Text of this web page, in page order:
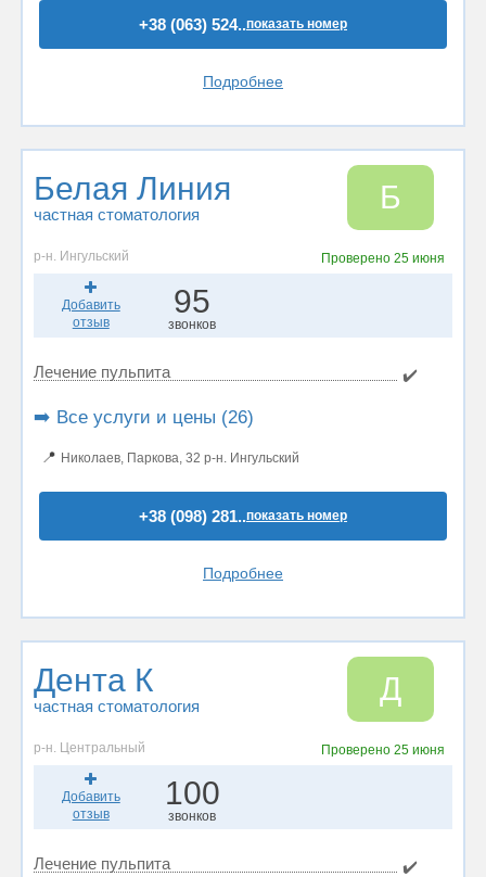
+38 (063) 524..показать номер
Подробнее
Белая Линия
частная стоматология Б
р-н. Ингульский Проверено 25 июня
Добавить
отзыв
95
звонков
Лечение пульпита ✔️
➡️ Все услуги и цены (26)
📍 Николаев, Паркова, 32 р-н. Ингульский
+38 (098) 281..показать номер
Подробнее
Дента К
частная стоматология Д
р-н. Центральный Проверено 25 июня
Добавить
отзыв
100
звонков
Лечение пульпита ✔️